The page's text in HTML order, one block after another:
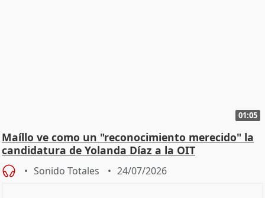
01:05
Maíllo ve como un "reconocimiento merecido" la
candidatura de Yolanda Díaz a la OIT
Sonido Totales 24/07/2026